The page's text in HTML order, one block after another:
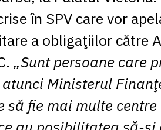
în SPV care vor
a obligaţiilor către
„Sunt persoane care
atunci Ministerul
să fie mai multe